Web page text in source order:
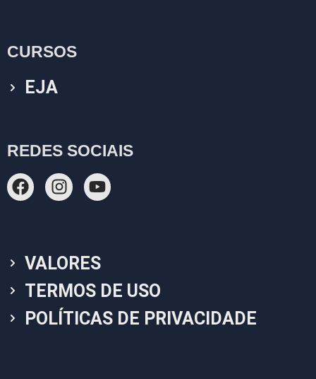
CURSOS
EJA
REDES SOCIAIS
VALORES
TERMOS DE USO
POLÍTICAS DE PRIVACIDADE